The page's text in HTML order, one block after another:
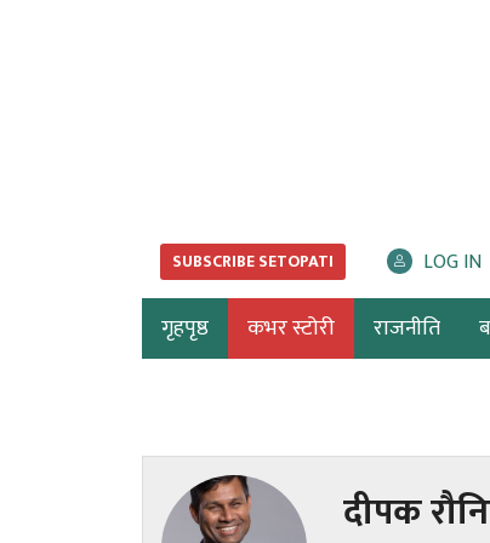
SUBSCRIBE SETOPATI LOG IN
गृहपृष्ठ कभर स्टोरी राजनीति
दीपक